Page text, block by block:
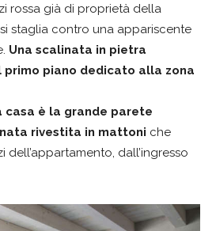
rossa già di proprietà della
staglia contro una appariscente
Una scalinata in pietra
piano dedicato alla zona
è la grande parete
rivestita in mattoni che
dall’ingresso